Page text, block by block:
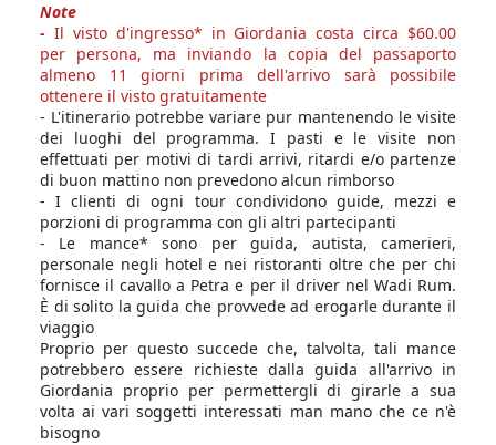
Note
- Il visto d'ingresso* in Giordania costa circa $60.00
per persona, ma inviando la copia del passaporto
almeno 11 giorni prima dell'arrivo sarà possibile
ottenere il visto gratuitamente
- L'itinerario potrebbe variare pur mantenendo le visite
dei luoghi del programma. I pasti e le visite non
effettuati per motivi di tardi arrivi, ritardi e/o partenze
di buon mattino non prevedono alcun rimborso
- I clienti di ogni tour condividono guide, mezzi e
porzioni di programma con gli altri partecipanti
- Le mance* sono per guida, autista, camerieri,
personale negli hotel e nei ristoranti oltre che per chi
fornisce il cavallo a Petra e per il driver nel Wadi Rum.
È di solito la guida che provvede ad erogarle durante il
viaggio
Proprio per questo succede che, talvolta, tali mance
potrebbero essere richieste dalla guida all'arrivo in
Giordania proprio per permettergli di girarle a sua
volta ai vari soggetti interessati man mano che ce n'è
bisogno